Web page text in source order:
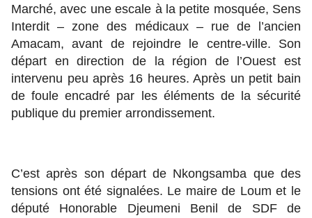
Marché, avec une escale à la petite mosquée, Sens
Interdit – zone des médicaux – rue de l’ancien
Amacam, avant de rejoindre le centre-ville. Son
départ en direction de la région de l’Ouest est
intervenu peu après 16 heures. Après un petit bain
de foule encadré par les éléments de la sécurité
publique du premier arrondissement.
C’est après son départ de Nkongsamba que des
tensions ont été signalées. Le maire de Loum et le
député Honorable Djeumeni Benil de SDF de